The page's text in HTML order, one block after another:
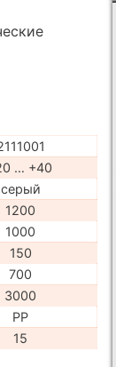
… +40
серый
1200
1000
150
700
3000
PP
15